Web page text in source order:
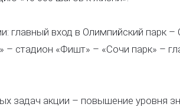
главный вход в Олимпийский парк
– стадион «Фишт» – «Сочи парк» –
задач акции – повышение уровня